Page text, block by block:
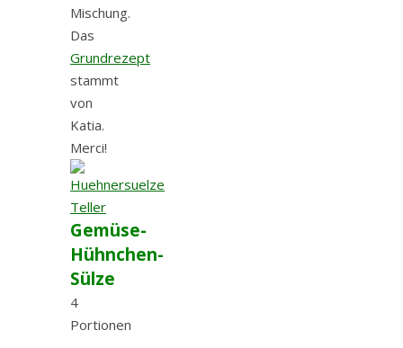
Mischung.
Das
Grundrezept
stammt
von
Katia.
Merci!
Gemüse-
Hühnchen-
Sülze
4
Portionen